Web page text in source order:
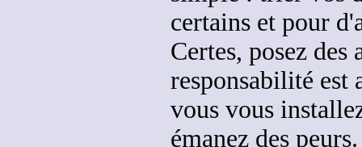
certains et pour
Certes, posez
responsabilité est
vous vous
émanez des